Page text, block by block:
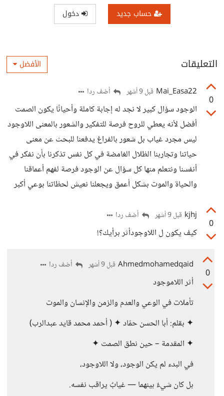
حساب جديد دخول
التعليقات الأفضل
0
Mai_Easa22 قبل 9 أشهر أضف ردا
الوجود سؤال كبير لا نجد له إجابة كاملة وأحيانًا يكون الصمت
أفضل لأنه يعطي للروح فرصة للتفكير والشعور بالمعنى اللاوجود
ليس مجرد غياب بل شعور بالفراغ يدفعنا للبحث عن معنى
حياتنا وتجاربنا الظلال الغامضة في كل نفس تذكرنا بأن نفكر في
أنفسنا ونتعلم منها كل سؤال عن الوجود فرصة لفهم أعماقنا
والحياة والموت بشكل أعمق ويجعلنا نعيش لحظاتنا بوعي أكبر
0
kjhj قبل 9 أشهر أضف ردا
كيف يكون ل اللاوجودأثر برأيك؟!
0
Ahmedmohamedqaid قبل 9 أشهر أضف ردا
أثر اللاموجود
تأملات في الوعي والعدم والزمن والإنسان والموت
✦ بقلم: أبا الحسن حمّاد ✦ ( أحمد محمد قايد عبدالرب)
✦ المقدمة – حين نطق الصمت ✦
في البدء لم يكن الوجود، ولا اللاوجود،
بل كان شيءٌ بينهما — غيابٌ يراقب نفسه.